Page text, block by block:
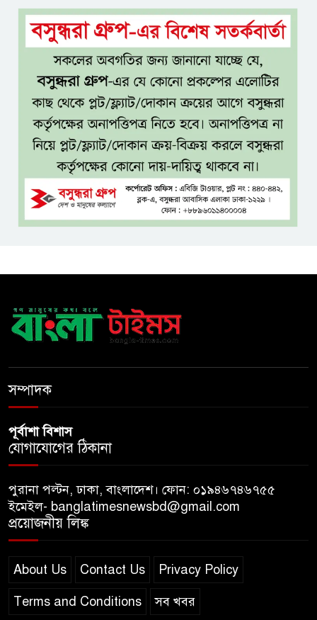
সিলেটের সাবেক মন্ত্রী-এমপিদের
কেউ আত্মগোপনে, কেউ বিদেশে
দিল্লিতে শেখ হাসিনার সংবাদমাধ্যমে
বক্তব্যে তীব্র ক্ষোভ বাংলাদেশের
জামিনে থাকা অবস্থায় নির্বাচনী জয়,
রুখসার আহমেদকে ঘিরে বিতর্ক
টাঙ্গাইলে বাতিঘর আদর্শ পাঠাগারের
ফ্রি ব্লাড গ্রুপিং ক্যাম্পেইন
কফি চেইন ‘ক্যাফে আমাজন’
আ ‘লীগের রাজনৈতিক মৃত্যু হয়েছে
ঢাকায়, দাফন হয়েছে দিল্লিতে:
সম্পাদক
পূর্বাশা বিশাস
যোগাযোগের ঠিকানা
পুরানা পল্টন, ঢাকা, বাংলাদেশ। ফোন: ০১৯৪৬৭৪৬৭৫৫
ইমেইল- banglatimesnewsbd@gmail.com
প্রয়োজনীয় লিঙ্ক
About Us Contact Us Privacy Policy
Terms and Conditions সব খবর